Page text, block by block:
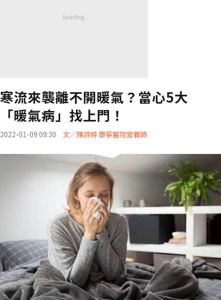
寒流來襲離不開暖氣？當心5大
「暖氣病」找上門！
2022-01-09 09:30 文／陳詩婷 康寧醫院營養師